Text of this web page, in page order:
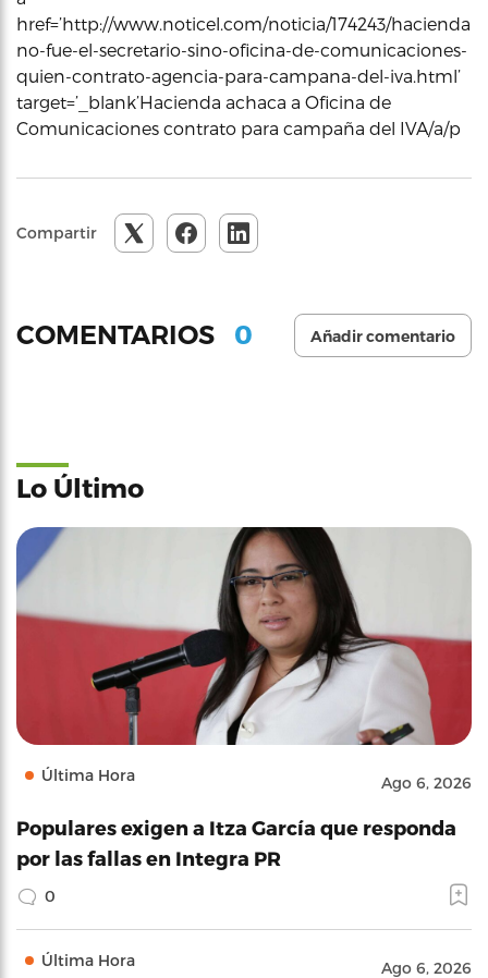
href=’http://www.noticel.com/noticia/174243/hacienda-
no-fue-el-secretario-sino-oficina-de-comunicaciones-
quien-contrato-agencia-para-campana-del-iva.html’
target=’_blank’Hacienda achaca a Oficina de
Comunicaciones contrato para campaña del IVA/a/p
Compartir
COMENTARIOS 0 Añadir comentario
Lo Último
Última Hora Ago 6, 2026
Populares exigen a Itza García que responda
por las fallas en Integra PR
0
Última Hora Ago 6, 2026